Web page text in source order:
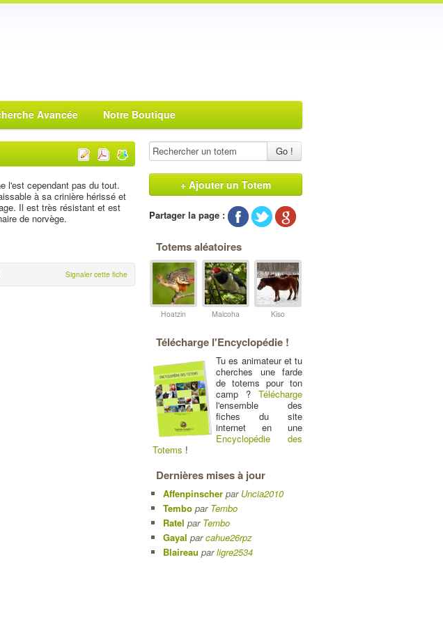
Avancée Notre Boutique
l'est cependant pas du tout.
à sa crinière hérissé et
Il est très résistant et est
de norvège.
Signaler cette fiche
Go !
+ Ajouter un Totem
Partager la page :
Totems aléatoires
Hoatzin Malcoha Kiso
Télécharge l'Encyclopédie !
Tu es animateur et tu
cherches une farde
de totems pour ton
camp ? Télécharge
l'ensemble des
fiches du site
internet en une
Encyclopédie des
Totems !
Dernières mises à jour
Affenpinscher par Uncia2010
Tembo par Tembo
Ratel par Tembo
Gayal parcahue26rpz
Blaireau parligre2534